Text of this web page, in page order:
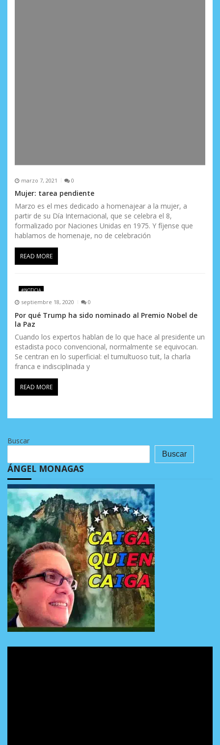
marzo 7, 2021 0
Mujer: tarea pendiente
Marzo es el mes dedicado a homenajear a la mujer, a
partir de su Día Internacional, que se celebra el 8,
formalizado por Naciones Unidas en 1975. Y fíjense que
hablamos de homenaje, no de celebración
READ MORE
#NOTICIA
septiembre 18, 2020 0
Por qué Trump ha sido nominado al Premio Nobel de
la Paz
Cuando los expertos hablan de lo que hace al presidente un
estadista poco convencional, normalmente se equivocan.
Se centran en lo superficial: el tumultuoso tuit, la charla
franca e indisciplinada y
READ MORE
Buscar
Buscar
ÁNGEL MONAGAS